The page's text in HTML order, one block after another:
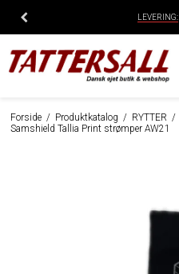
LEVERING:
Forside / Produktkatalog / RYTTER /
Samshield Tallia Print strømper AW21